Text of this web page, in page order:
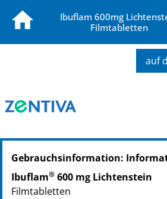
Ibuflam 600mg
Filmtabletten
auf
PZN: 06313390
PPN: 110631339023
NTIN: 04150063133903
PZN: 06313409
Gebrauchsinformation:
Ibuflam® 600 mg Lichtenstein
Filmtabletten